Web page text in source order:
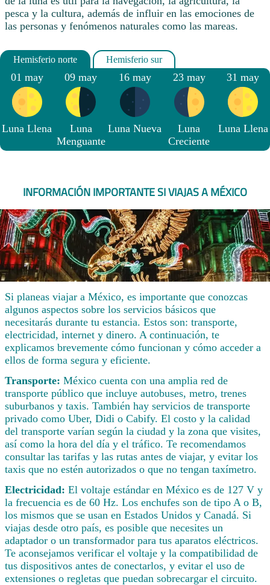
pesca y la cultura, además de influir en las emociones de
las personas y fenómenos naturales como las mareas.
01 may
Luna Llena
09 may
Luna
Menguante
16 may
Luna Nueva
23 may
Luna
Creciente
31 may
Luna Llena
INFORMACIÓN IMPORTANTE SI VIAJAS A MÉXICO
Si planeas viajar a México, es importante que conozcas
algunos aspectos sobre los servicios básicos que
necesitarás durante tu estancia. Estos son: transporte,
electricidad, internet y dinero. A continuación, te
explicamos brevemente cómo funcionan y cómo acceder a
ellos de forma segura y eficiente.
Transporte: México cuenta con una amplia red de
transporte público que incluye autobuses, metro, trenes
suburbanos y taxis. También hay servicios de transporte
privado como Uber, Didi o Cabify. El costo y la calidad
del transporte varían según la ciudad y la zona que visites,
así como la hora del día y el tráfico. Te recomendamos
consultar las tarifas y las rutas antes de viajar, y evitar los
taxis que no estén autorizados o que no tengan taxímetro.
Electricidad: El voltaje estándar en México es de 127 V y
la frecuencia es de 60 Hz. Los enchufes son de tipo A o B,
los mismos que se usan en Estados Unidos y Canadá. Si
viajas desde otro país, es posible que necesites un
adaptador o un transformador para tus aparatos eléctricos.
Te aconsejamos verificar el voltaje y la compatibilidad de
tus dispositivos antes de conectarlos, y evitar el uso de
extensiones o regletas que puedan sobrecargar el circuito.